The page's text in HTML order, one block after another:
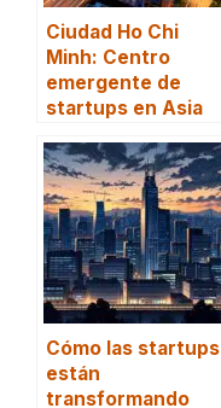
Ciudad Ho Chi
Minh: Centro
emergente de
startups en Asia
Cómo las startups
están
transformando